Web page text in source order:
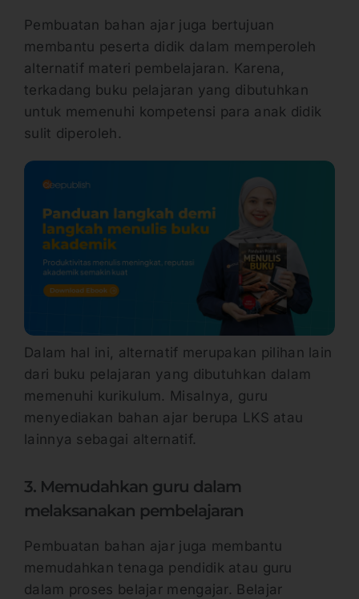
Pembuatan bahan ajar juga bertujuan
membantu peserta didik dalam memperoleh
alternatif materi pembelajaran. Karena,
terkadang buku pelajaran yang dibutuhkan
untuk memenuhi kompetensi para anak didik
sulit diperoleh.
Dalam hal ini, alternatif merupakan pilihan lain
dari buku pelajaran yang dibutuhkan dalam
memenuhi kurikulum. Misalnya, guru
menyediakan bahan ajar berupa LKS atau
lainnya sebagai alternatif.
3. Memudahkan guru dalam
melaksanakan pembelajaran
Pembuatan bahan ajar juga membantu
memudahkan tenaga pendidik atau guru
dalam proses belajar mengajar. Belajar